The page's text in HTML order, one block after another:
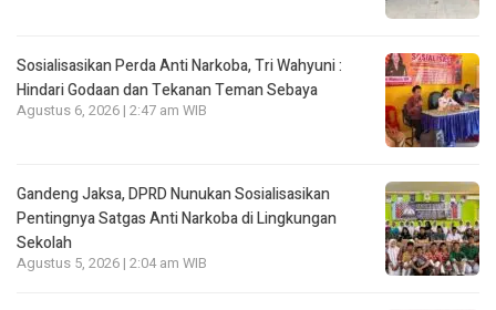
Sosialisasikan Perda Anti Narkoba, Tri Wahyuni :
Hindari Godaan dan Tekanan Teman Sebaya
Agustus 6, 2026 | 2:47 am WIB
Gandeng Jaksa, DPRD Nunukan Sosialisasikan
Pentingnya Satgas Anti Narkoba di Lingkungan
Sekolah
Agustus 5, 2026 | 2:04 am WIB